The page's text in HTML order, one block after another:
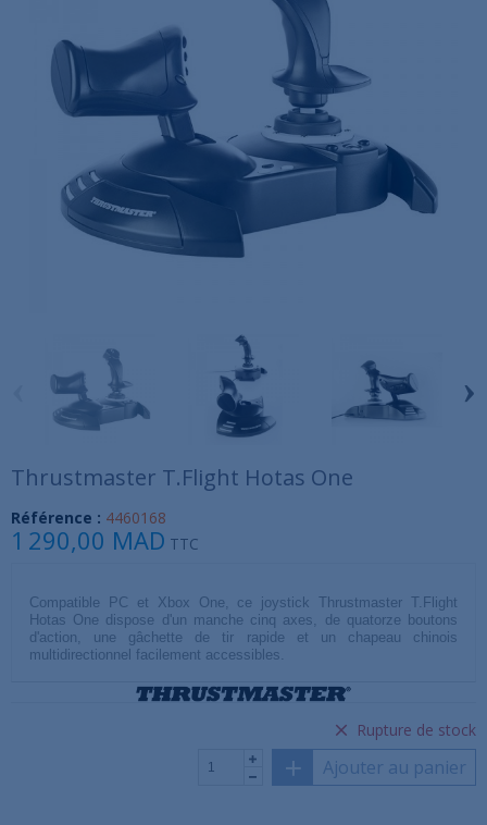
›
Thrustmaster T.Flight Hotas One
Référence : 4460168
1 290,00 MAD TTC
Compatible PC et Xbox One, ce joystick Thrustmaster T.Flight
Hotas One dispose d'un manche cinq axes, de quatorze boutons
d'action, une gâchette de tir rapide et un chapeau chinois
multidirectionnel facilement accessibles.
Rupture de stock
Ajouter au panier